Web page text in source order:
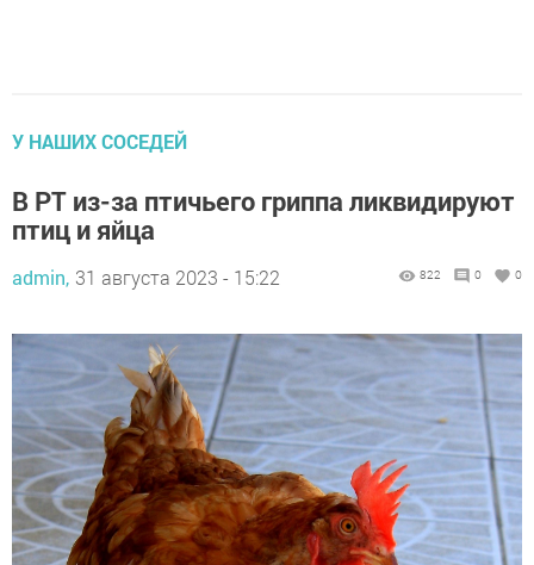
У НАШИХ СОСЕДЕЙ
В РТ из-за птичьего гриппа ликвидируют
птиц и яйца
admin, 31 августа 2023 - 15:22 822 0 0